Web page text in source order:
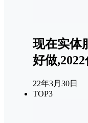
现在实体
好做
22年3月30日
TOP3